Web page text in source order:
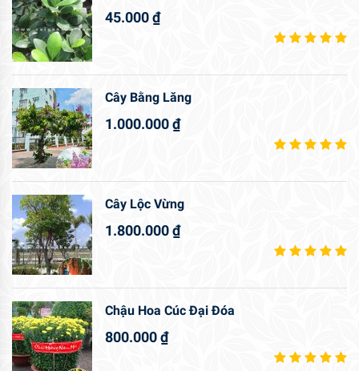
45.000₫
Cây Bằng Lăng
1.000.000₫
Cây Lộc Vừng
1.800.000₫
Chậu Hoa Cúc Đại Đóa
800.000₫